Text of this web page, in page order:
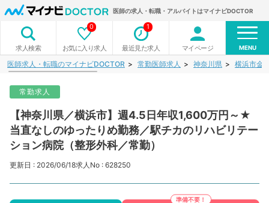
医師の求人・転職・アルバイトはマイナビDOCTOR
求人検索 お気に入り求人
0
最近見た求人
1
マイページ MENU
医師求人・転職のマイナビDOCTOR 常勤医師求人 神奈川県 横浜市金
常勤求人
【神奈川県／横浜市】週4.5日年収1,600万円～★
当直なしのゆったりめ勤務／駅チカのリハビリテー
ション病院（整形外科／常勤）
更新日 : 2026/06/18求人No : 628250